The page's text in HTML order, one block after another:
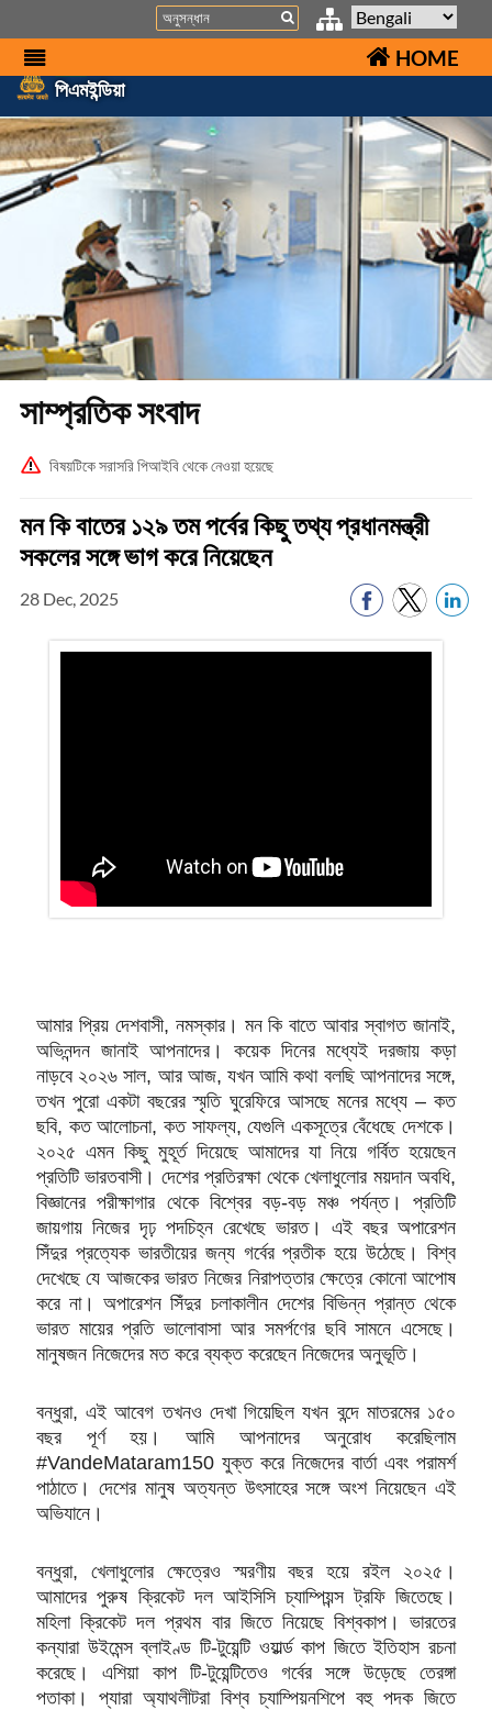
Search
HOME
পিএমইন্ডিয়া
সাম্প্রতিক সংবাদ
বিষয়টিকে সরাসরি পিআইবি থেকে নেওয়া হয়েছে
মন কি বাতের ১২৯ তম পর্বের কিছু তথ্য প্রধানমন্ত্রী
সকলের সঙ্গে ভাগ করে নিয়েছেন
28 Dec, 2025
আমার প্রিয় দেশবাসী, নমস্কার। মন কি বাতে আবার স্বাগত জানাই,
অভিনন্দন জানাই আপনাদের। কয়েক দিনের মধ্যেই দরজায় কড়া
নাড়বে ২০২৬ সাল, আর আজ, যখন আমি কথা বলছি আপনাদের সঙ্গে,
তখন পুরো একটা বছরের স্মৃতি ঘুরেফিরে আসছে মনের মধ্যে – কত
ছবি, কত আলোচনা, কত সাফল্য, যেগুলি একসূত্রে বেঁধেছে দেশকে।
২০২৫ এমন কিছু মুহূর্ত দিয়েছে আমাদের যা নিয়ে গর্বিত হয়েছেন
প্রতিটি ভারতবাসী। দেশের প্রতিরক্ষা থেকে খেলাধুলোর ময়দান অবধি,
বিজ্ঞানের পরীক্ষাগার থেকে বিশ্বের বড়-বড় মঞ্চ পর্যন্ত। প্রতিটি
জায়গায় নিজের দৃঢ় পদচিহ্ন রেখেছে ভারত। এই বছর অপারেশন
সিঁদুর প্রত্যেক ভারতীয়ের জন্য গর্বের প্রতীক হয়ে উঠেছে। বিশ্ব
দেখেছে যে আজকের ভারত নিজের নিরাপত্তার ক্ষেত্রে কোনো আপোষ
করে না। অপারেশন সিঁদুর চলাকালীন দেশের বিভিন্ন প্রান্ত থেকে
ভারত মায়ের প্রতি ভালোবাসা আর সমর্পণের ছবি সামনে এসেছে।
মানুষজন নিজেদের মত করে ব্যক্ত করেছেন নিজেদের অনুভূতি।
বন্ধুরা, এই আবেগ তখনও দেখা গিয়েছিল যখন বন্দে মাতরমের ১৫০
বছর পূর্ণ হয়। আমি আপনাদের অনুরোধ করেছিলাম
#VandeMataram150 যুক্ত করে নিজেদের বার্তা এবং পরামর্শ
পাঠাতে। দেশের মানুষ অত্যন্ত উৎসাহের সঙ্গে অংশ নিয়েছেন এই
অভিযানে।
বন্ধুরা, খেলাধুলোর ক্ষেত্রেও স্মরণীয় বছর হয়ে রইল ২০২৫।
আমাদের পুরুষ ক্রিকেট দল আইসিসি চ্যাম্পিয়ন্স ট্রফি জিতেছে।
মহিলা ক্রিকেট দল প্রথম বার জিতে নিয়েছে বিশ্বকাপ। ভারতের
কন্যারা উইমেন্স ব্লাইণ্ড টি-টুয়েন্টি ওয়ার্ল্ড কাপ জিতে ইতিহাস রচনা
করেছে। এশিয়া কাপ টি-টুয়েন্টিতেও গর্বের সঙ্গে উড়েছে তেরঙ্গা
পতাকা। প্যারা অ্যাথলীটরা বিশ্ব চ্যাম্পিয়নশিপে বহু পদক জিতে